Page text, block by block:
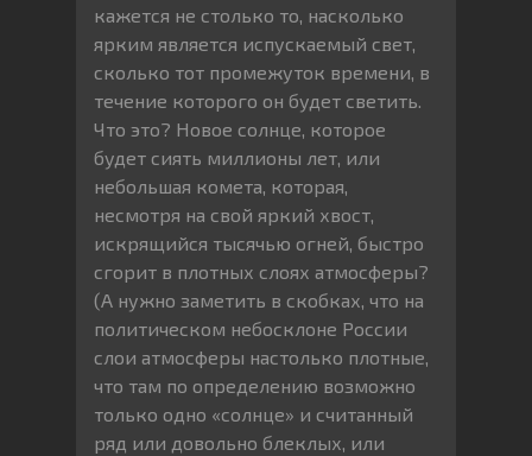
кажется не столько то, насколько
ярким является испускаемый свет,
сколько тот промежуток времени, в
течение которого он будет светить.
Что это? Новое солнце, которое
будет сиять миллионы лет, или
небольшая комета, которая,
несмотря на свой яркий хвост,
искрящийся тысячью огней, быстро
сгорит в плотных слоях атмосферы?
(А нужно заметить в скобках, что на
политическом небосклоне России
слои атмосферы настолько плотные,
что там по определению возможно
только одно «солнце» и считанный
ряд или довольно блеклых, или